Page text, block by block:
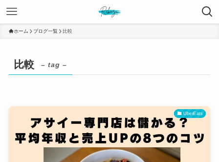
ホーム ブログ一覧 比較
比較 – tag –
UberEats